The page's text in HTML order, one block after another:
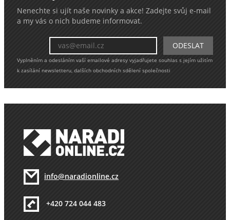
Nenechte si ujít naše novinky a akce! Zadejte svůj e-mail
a my vás o nich budeme informovat.
Vyplněním a odesláním vaší emailové adresy vyjadřujete souhlas s jejím užitím
k zasílání newsletteru, dalších obchodních sdělení společnosti
info@naradionline.cz
+420 724 044 483